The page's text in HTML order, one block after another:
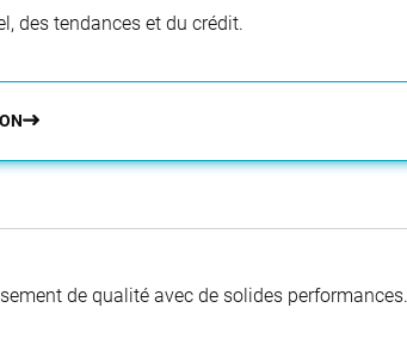
des tendances et du crédit.
de qualité avec de solides performances.